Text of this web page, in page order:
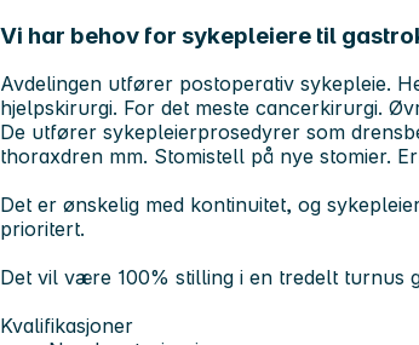
Vi har behov for sykepleiere til
Avdelingen utfører postoperativ sykepleie.
hjelpskirurgi. For det meste cancerkirurgi.
De utfører sykepleierprosedyrer som
thoraxdren mm. Stomistell på nye stomier.
Det er ønskelig med kontinuitet, og
prioritert.
Det vil være 100% stilling i en tredelt turnus
Kvalifikasjoner